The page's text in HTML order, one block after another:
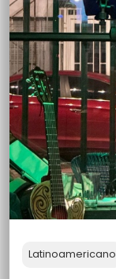
Latinoamericano